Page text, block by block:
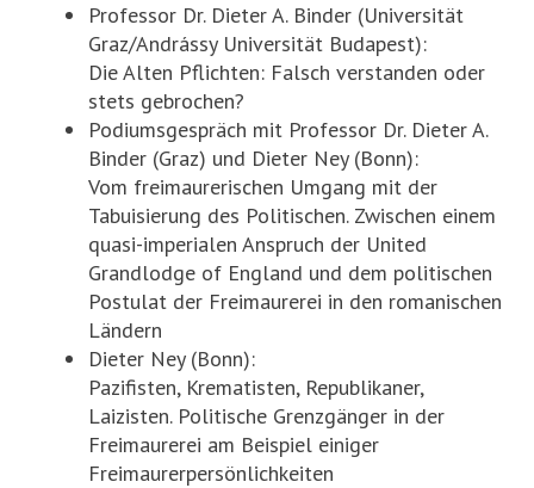
Professor Dr. Dieter A. Binder (Universität
Graz/Andrássy Universität Budapest):
Die Alten Pflichten: Falsch verstanden oder
stets gebrochen?
Podiumsgespräch mit Professor Dr. Dieter A.
Binder (Graz) und Dieter Ney (Bonn):
Vom freimaurerischen Umgang mit der
Tabuisierung des Politischen. Zwischen einem
quasi-imperialen Anspruch der United
Grandlodge of England und dem politischen
Postulat der Freimaurerei in den romanischen
Ländern
Dieter Ney (Bonn):
Pazifisten, Krematisten, Republikaner,
Laizisten. Politische Grenzgänger in der
Freimaurerei am Beispiel einiger
Freimaurerpersönlichkeiten